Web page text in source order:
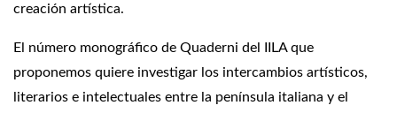
creación artística.
El número monográfico de Quaderni del IILA que
proponemos quiere investigar los intercambios artísticos,
literarios e intelectuales entre la península italiana y el